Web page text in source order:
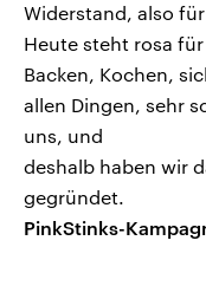
Widerstand, also
Heute steht rosa
Backen, Kochen,
allen Dingen, sehr
uns, und
deshalb haben wir
gegründet.
PinkStinks-